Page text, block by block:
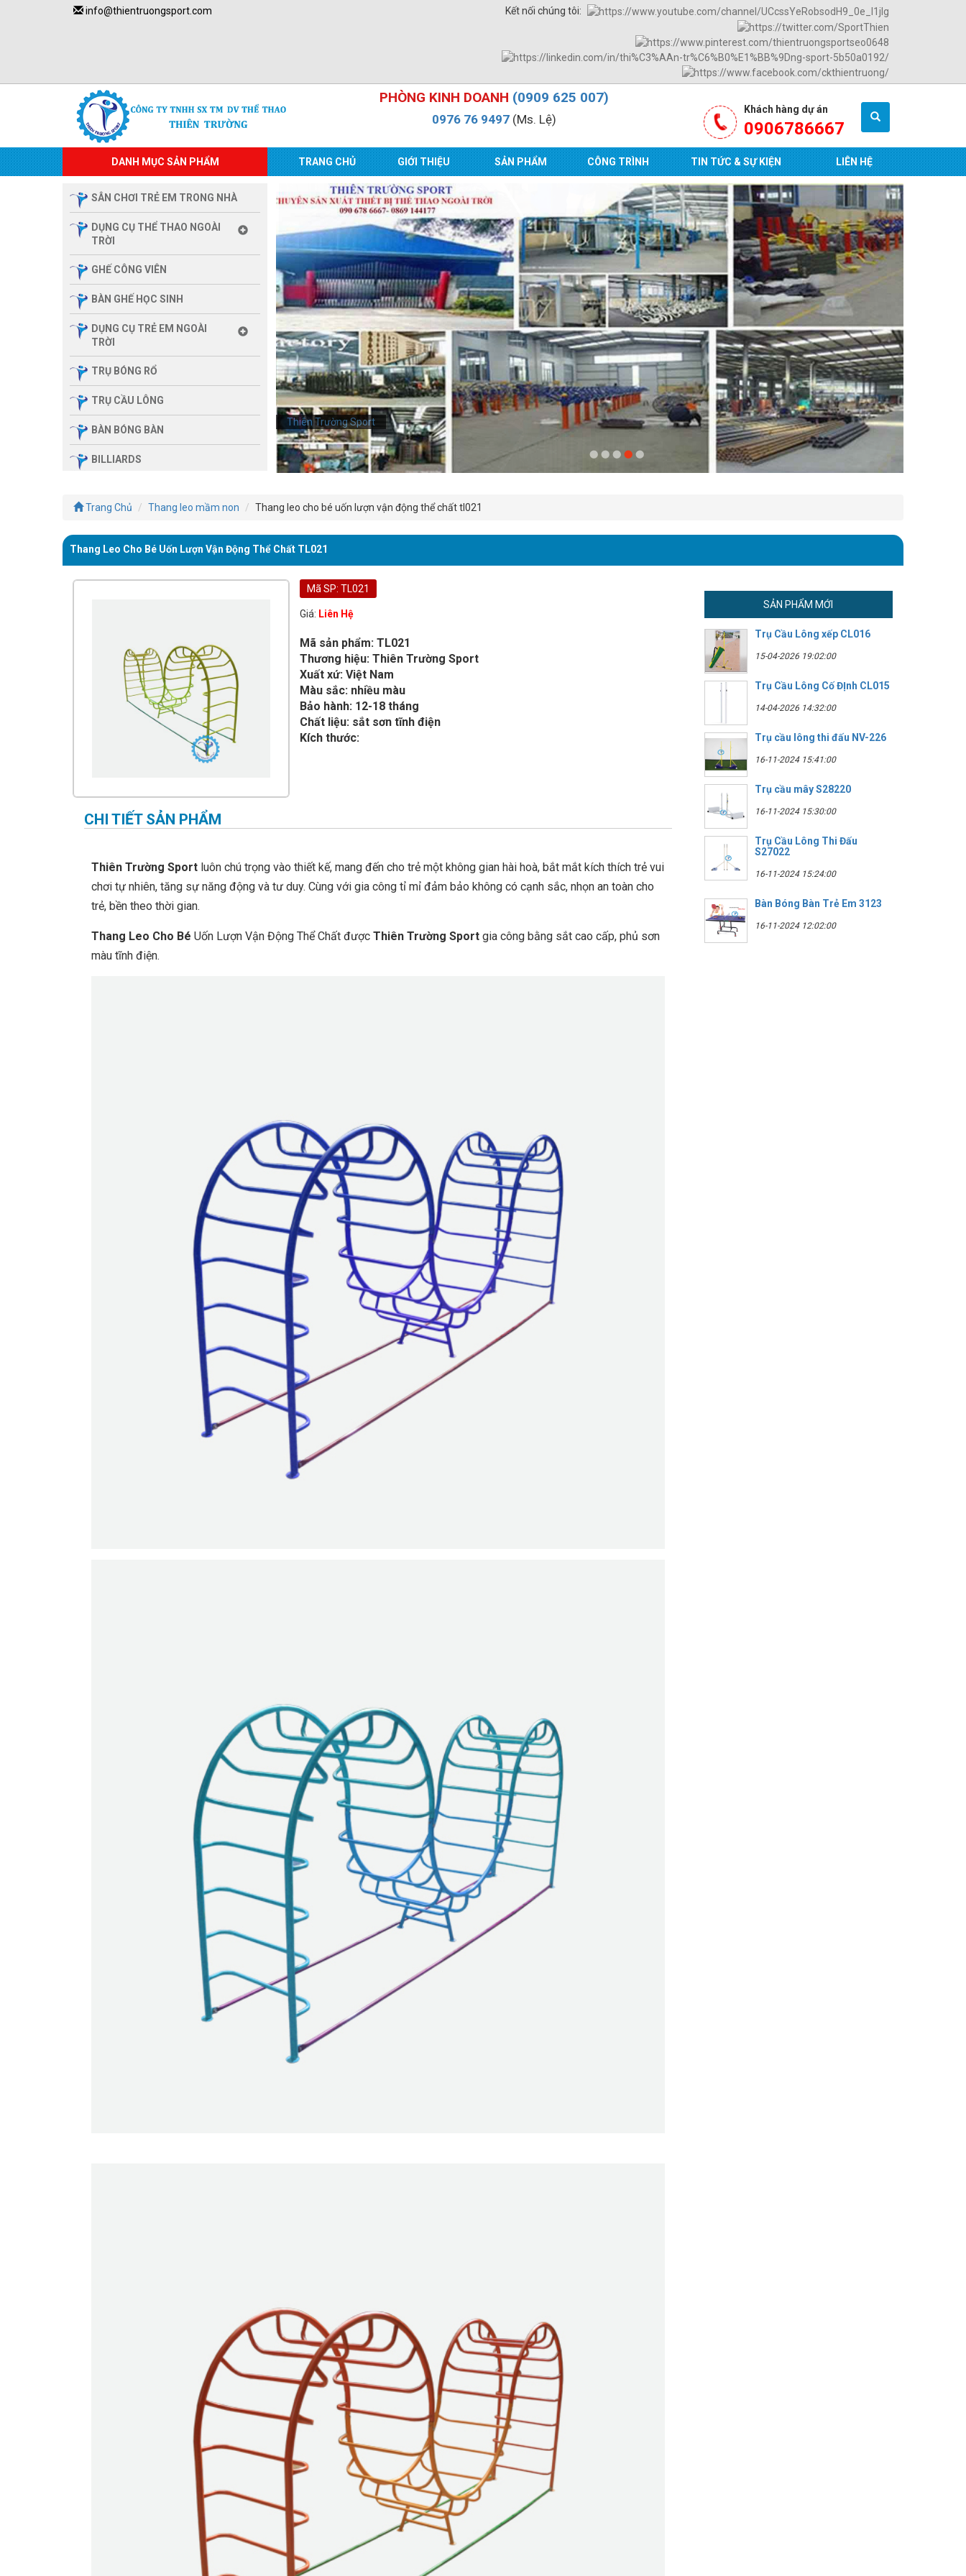
info@thientruongsport.com Kết nối chúng tôi:
PHÒNG KINH DOANH (0909 625 007)
0976 76 9497(Ms. Lệ)
Khách hàng dự án
0906786667
DANH MỤC SẢN PHẨM TRANG CHỦ GIỚI THIỆU SẢN PHẨM CÔNG TRÌNH TIN TỨC & SỰ KIỆN LIÊN HỆ
SÂN CHƠI TRẺ EM TRONG NHÀ
DỤNG CỤ THỂ THAO NGOÀI
TRỜI
GHẾ CÔNG VIÊN
BÀN GHẾ HỌC SINH
DỤNG CỤ TRẺ EM NGOÀI
TRỜI
TRỤ BÓNG RỔ
TRỤ CẦU LÔNG
BÀN BÓNG BÀN
BILLIARDS
ĐÌNH
IMPULSE FITNESS
THIẾT BỊ PHÒNG GYM THIÊN
TRƯỜNG
CỎ NHÂN TẠO
Thiên Trường Sport
Thiên Trường Sport
Trang Chủ Thang leo mầm non Thang leo cho bé uốn lượn vận động thể chất tl021
Thang Leo Cho Bé Uốn Lượn Vận Động Thể Chất TL021
Mã SP: TL021
Giá: Liên Hệ
Mã sản phẩm: TL021
Thương hiệu: Thiên Trường Sport
Xuất xứ: Việt Nam
Màu sắc: nhiều màu
Bảo hành: 12-18 tháng
Chất liệu: sắt sơn tĩnh điện
Kích thước:
CHI TIẾT SẢN PHẨM
Thiên Trường Sport luôn chú trọng vào thiết kế, mang đến cho trẻ một không gian hài hoà, bắt mắt kích thích trẻ vui
chơi tự nhiên, tăng sự năng động và tư duy. Cùng với gia công tỉ mỉ đảm bảo không có cạnh sắc, nhọn an toàn cho
trẻ, bền theo thời gian.
Thang Leo Cho Bé Uốn Lượn Vận Động Thể Chất được Thiên Trường Sport gia công bằng sắt cao cấp, phủ sơn
màu tĩnh điện.
SẢN PHẨM MỚI
Trụ Cầu Lông xếp CL016
15-04-2026 19:02:00
Trụ Cầu Lông Cố ĐỊnh CL015
14-04-2026 14:32:00
Trụ cầu lông thi đấu NV-226
16-11-2024 15:41:00
Trụ cầu mây S28220
16-11-2024 15:30:00
Trụ Cầu Lông Thi Đấu
S27022
16-11-2024 15:24:00
Bàn Bóng Bàn Trẻ Em 3123
16-11-2024 12:02:00